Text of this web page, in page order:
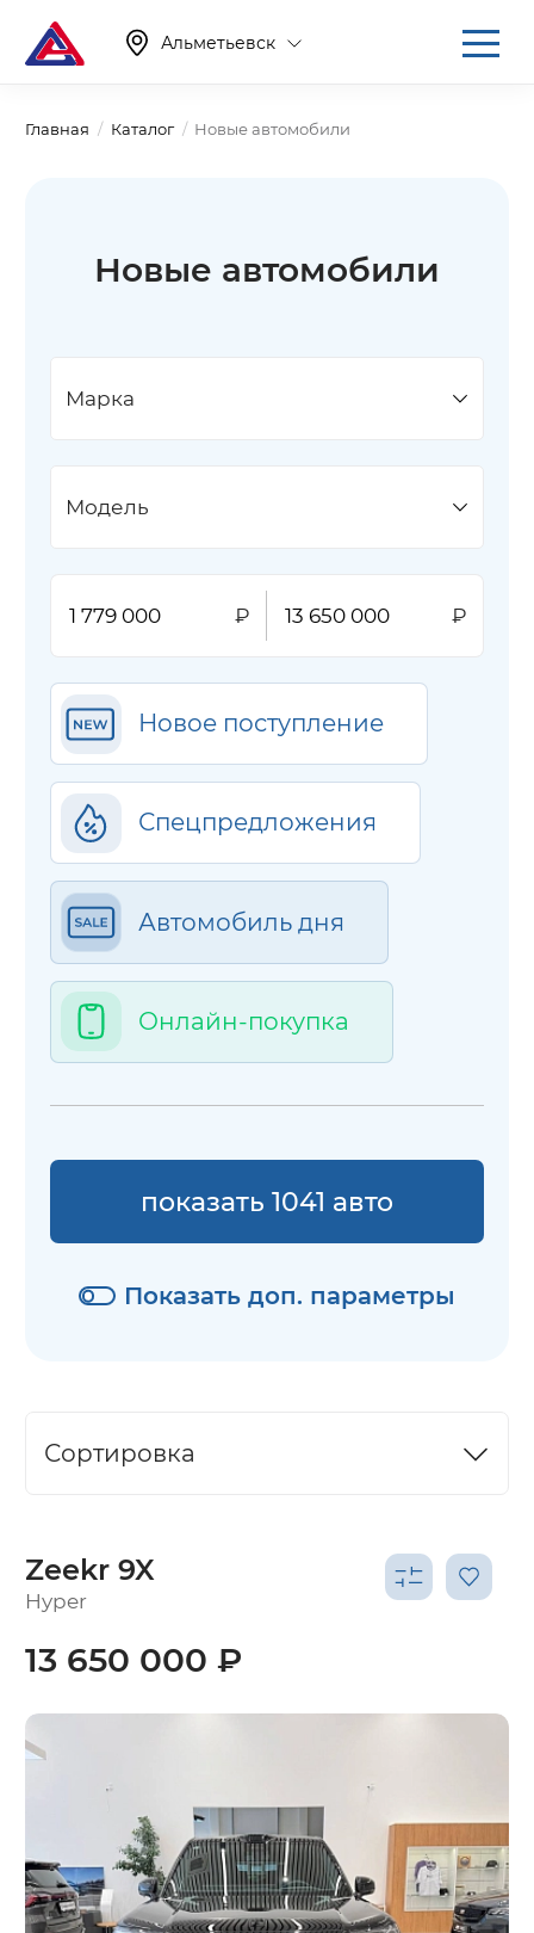
Альметьевск
Главная Каталог Новые автомобили
Новые автомобили
Марка
Модель
Новое поступление
Спецпредложения
Автомобиль дня
Онлайн-покупка
Показать доп. параметры
показать 1041 авто
Сортировка
Zeekr 9X
Hyper
13 650 000 ₽